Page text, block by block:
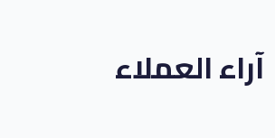
آراء العملاء